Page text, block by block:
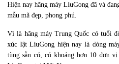
Hiện nay hãng máy LiuGong đã và
mẫu mã đẹp, phong phú.
Vì là hãng máy Trung Quốc có tuổi
xúc lật LiuGong hiện nay là dòng
tùng sẵn có, có khoảng hơn 10 đơn